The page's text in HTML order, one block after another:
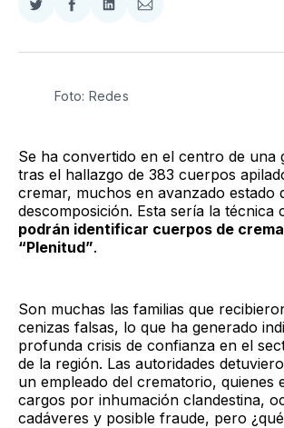
Compartir
Twitter
Compartir
Facebook
Compartir
LinkedIn
Compartir
Email
Foto: Redes
Se ha convertido en el centro de una
tras el hallazgo de 383 cuerpos
cremar, muchos en avanzado estado
descomposición. Esta sería la técnica
podrán identificar cuerpos de
“Plenitud”.
Son muchas las familias que
cenizas falsas, lo que ha generado
profunda crisis de confianza en el
de la región. Las autoridades
un empleado del crematorio, quienes
cargos por inhumación clandestina,
cadáveres y posible fraude, pero